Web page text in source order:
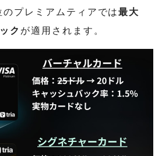
プレミアムティアでは最大
ク が適用されます。